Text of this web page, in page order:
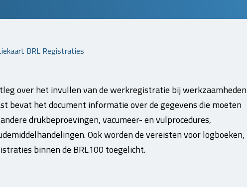
BRL Registraties
over het invullen van de werkregistratie bij werkzaamheden
bevat het document informatie over de gegevens die moeten
drukbeproevingen, vacumeer- en vulprocedures,
Ook worden de vereisten voor logboeken,
binnen de BRL100 toegelicht.